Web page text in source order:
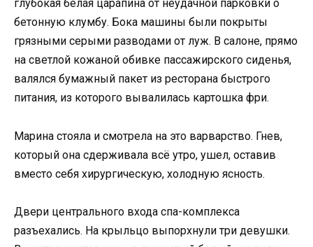
глубокая белая царапина от неудачной парковки о
бетонную клумбу. Бока машины были покрыты
грязными серыми разводами от луж. В салоне, прямо
на светлой кожаной обивке пассажирского сиденья,
валялся бумажный пакет из ресторана быстрого
питания, из которого вывалилась картошка фри.
Марина стояла и смотрела на это варварство. Гнев,
который она сдерживала всё утро, ушел, оставив
вместо себя хирургическую, холодную ясность.
Двери центрального входа спа-комплекса
разъехались. На крыльцо выпорхнули три девушки.